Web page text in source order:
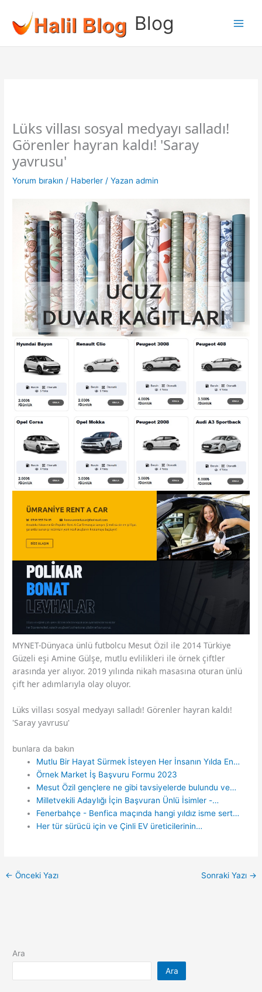
Blog
Lüks villası sosyal medyayı salladı!
Görenler hayran kaldı! 'Saray
yavrusu'
Yorum bırakın / Haberler / Yazan admin
MYNET-Dünyaca ünlü futbolcu Mesut Özil ile 2014 Türkiye
Güzeli eşi Amine Gülşe, mutlu evlilikleri ile örnek çiftler
arasında yer alıyor. 2019 yılında nikah masasına oturan ünlü
çift her adımlarıyla olay oluyor.
Lüks villası sosyal medyayı salladı! Görenler hayran kaldı!
'Saray yavrusu'
bunlara da bakın
Mutlu Bir Hayat Sürmek İsteyen Her İnsanın Yılda En…
Örnek Market İş Başvuru Formu 2023
Mesut Özil gençlere ne gibi tavsiyelerde bulundu ve…
Milletvekili Adaylığı İçin Başvuran Ünlü İsimler -…
Fenerbahçe - Benfica maçında hangi yıldız isme sert…
Her tür sürücü için ve Çinli EV üreticilerinin…
← Önceki Yazı Sonraki Yazı →
Ara
Ara